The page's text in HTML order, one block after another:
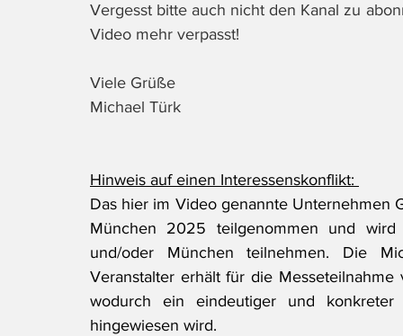
Vergesst bitte auch nicht den Kanal zu
Video mehr verpasst!
Viele Grüße
Michael Türk
Hinweis auf einen Interessenskonflikt:
Das hier im Video genannte Unternehmen
München 2025 teilgenommen und
und/oder München teilnehmen. Die
Veranstalter erhält für die
wodurch ein eindeutiger und konkreter
hingewiesen wird.